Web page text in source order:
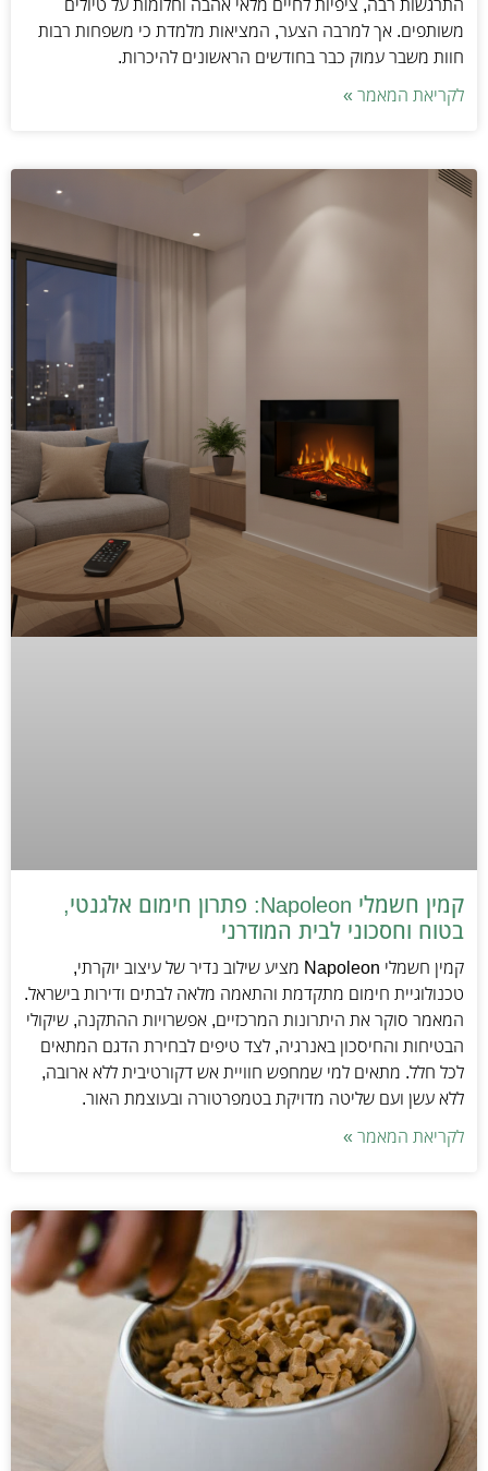
התרגשות רבה, ציפיות לחיים מלאי אהבה וחלומות על טיולים
משותפים. אך למרבה הצער, המציאות מלמדת כי משפחות רבות
חוות משבר עמוק כבר בחודשים הראשונים להיכרות.
לקריאת המאמר »
קמין חשמלי Napoleon: פתרון חימום אלגנטי,
בטוח וחסכוני לבית המודרני
קמין חשמלי Napoleon מציע שילוב נדיר של עיצוב יוקרתי,
טכנולוגיית חימום מתקדמת והתאמה מלאה לבתים ודירות בישראל.
המאמר סוקר את היתרונות המרכזיים, אפשרויות ההתקנה, שיקולי
הבטיחות והחיסכון באנרגיה, לצד טיפים לבחירת הדגם המתאים
לכל חלל. מתאים למי שמחפש חוויית אש דקורטיבית ללא ארובה,
ללא עשן ועם שליטה מדויקת בטמפרטורה ובעוצמת האור.
לקריאת המאמר »